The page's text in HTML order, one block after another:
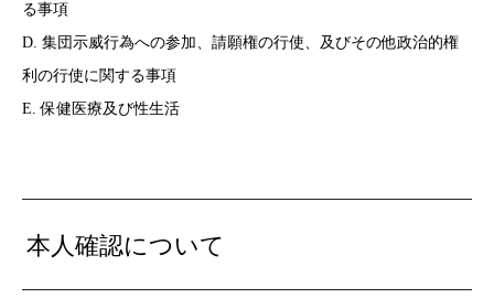
る事項
D. 集団示威行為への参加、請願権の行使、及びその他政治的権
利の行使に関する事項
E. 保健医療及び性生活
本人確認について